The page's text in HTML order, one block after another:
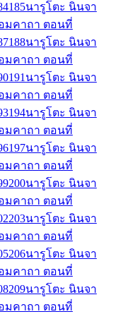
185นารูโตะ นินจา
มคาถา ตอนที่
188นารูโตะ นินจา
มคาถา ตอนที่
191 นารูโตะ นินจา
มคาถา ตอนที่
194นารูโตะ นินจา
มคาถา ตอนที่
197นารูโตะ นินจา
มคาถา ตอนที่
200นารูโตะ นินจา
มคาถา ตอนที่
203นารูโตะ นินจา
มคาถา ตอนที่
206นารูโตะ นินจา
มคาถา ตอนที่
209นารูโตะ นินจา
มคาถา ตอนที่